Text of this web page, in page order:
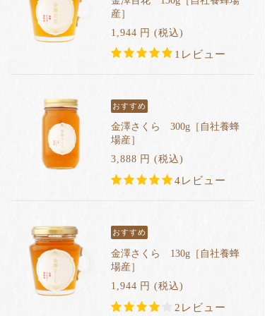
産］
1,944 円 (税込)
1レビュー
おすすめ
金澤さくら 300g［自社養蜂
場産］
3,888 円 (税込)
4レビュー
おすすめ
金澤さくら 130g［自社養蜂
場産］
1,944 円 (税込)
2レビュー